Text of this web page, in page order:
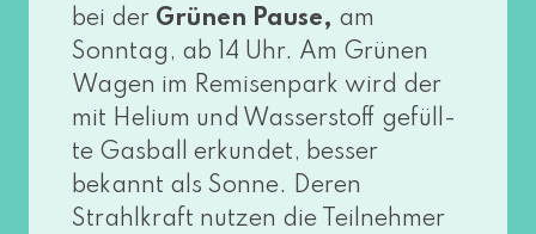
bei der Grünen Pause, am
Sonntag, ab 14 Uhr. Am Grünen
Wagen im Remisenpark wird der
mit Helium und Wasserstoff gefüll­
te Gasball erkun­det, bes­ser
bekannt als Sonne. Deren
Strahlkraft nut­zen die Teilnehmer